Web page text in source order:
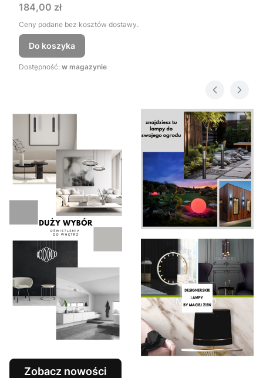
Cena
184,00 zł
Ceny podane bez kosztów dostawy.
Do koszyka
Dostępność: w magazynie
Zobacz nowości